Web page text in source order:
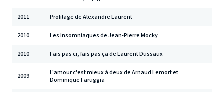
2011 Profilage de Alexandre Laurent
2010 Les Insomniaques de Jean-Pierre Mocky
2010 Fais pas ci, fais pas ça de Laurent Dussaux
2009
L'amour c'est mieux à deux de Arnaud Lemort et
Dominique Faruggia